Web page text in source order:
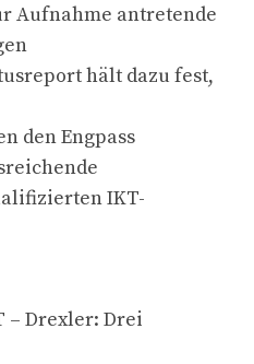
Aufnahme antretende
hält dazu fest,
den Engpass
IKT-
– Drexler: Drei